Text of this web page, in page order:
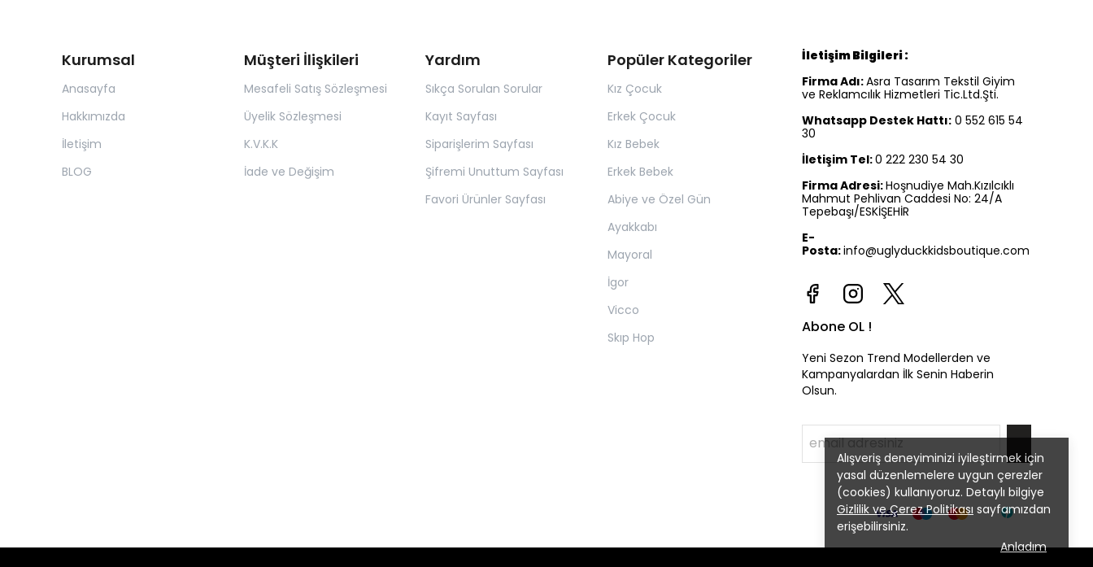
Alışveriş deneyiminizi iyileştirmek için
yasal düzenlemelere uygun çerezler
(cookies) kullanıyoruz. Detaylı bilgiye
Gizlilik ve Çerez Politikası sayfamızdan
erişebilirsiniz.
Anladım
Kurumsal
Anasayfa
Hakkımızda
İletişim
BLOG
Müşteri İlişkileri
Mesafeli Satış Sözleşmesi
Üyelik Sözleşmesi
K.V.K.K
İade ve Değişim
Yardım
Sıkça Sorulan Sorular
Kayıt Sayfası
Siparişlerim Sayfası
Şifremi Unuttum Sayfası
Favori Ürünler Sayfası
Popüler Kategoriler
Kız Çocuk
Erkek Çocuk
Kız Bebek
Erkek Bebek
Abiye ve Özel Gün
Ayakkabı
Mayoral
İgor
Vicco
Skıp Hop
İletişim Bilgileri :
Firma Adı:Asra Tasarım Tekstil Giyim
ve Reklamcılık Hizmetleri Tic.Ltd.Şti.
Whatsapp Destek Hattı: 0 552 615 54
30
İletişim Tel:0 222 230 54 30
Firma Adresi:Hoşnudiye Mah.Kızılcıklı
Mahmut Pehlivan Caddesi No: 24/A
Tepebaşı/ESKİŞEHİR
E-
Posta:info@uglyduckkidsboutique.com
Abone OL !
Yeni Sezon Trend Modellerden ve
Kampanyalardan İlk Senin Haberin
Olsun.